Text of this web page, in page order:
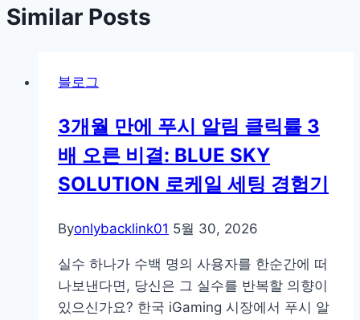
Similar Posts
블로그
3개월 만에 푸시 알림 클릭률 3
배 오른 비결: BLUE SKY
SOLUTION 로케일 세팅 경험기
Byonlybacklink01 5월 30, 2026
실수 하나가 수백 명의 사용자를 한순간에 떠
나보낸다면, 당신은 그 실수를 반복할 의향이
있으신가요? 한국 iGaming 시장에서 푸시 알